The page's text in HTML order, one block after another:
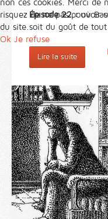
Épisode 22 :où
soit du goût de tout
Lire la suite
non ces cookies. Merci de
risquez de ne pas pouvoir
du site.
Ok Je refuse